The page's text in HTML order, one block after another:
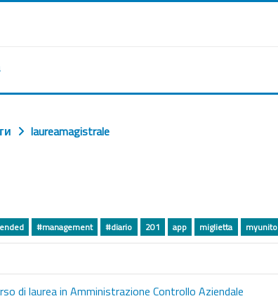
laureamagistrale
#management #diario 201 app miglietta myunito
di laurea in Amministrazione Controllo Aziendale